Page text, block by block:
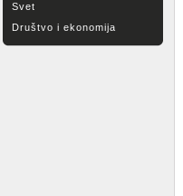
Svet
Društvo i ekonomija